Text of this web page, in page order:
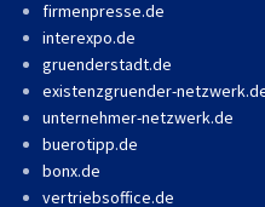
firmenpresse.de
interexpo.de
gruenderstadt.de
existenzgruender-
unternehmer-netzwerk.de
buerotipp.de
bonx.de
vertriebsoffice.de